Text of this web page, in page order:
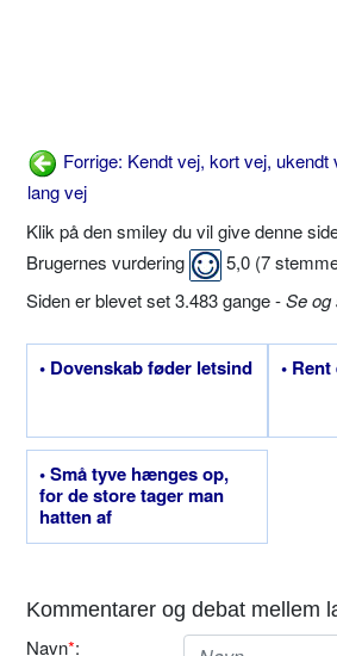
Forrige: Kendt vej, kort vej, ukendt
lang vej
Klik på den smiley du vil give denne
Brugernes vurdering
5,0 (7
Siden er blevet set 3.483 gange -Se og
• Dovenskab føder letsind •
• Små tyve hænges op,
for de store tager man
hatten af
Kommentarer og debat mellem
Navn*: